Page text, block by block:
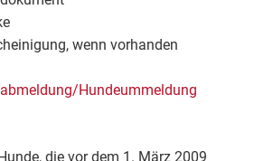
wenn vorhanden
Hundeummeldung
die vor dem 1. März 2009